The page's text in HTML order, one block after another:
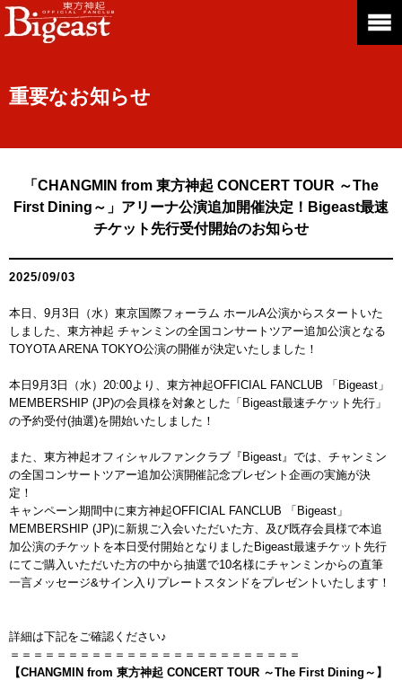
重要なお知らせ
「CHANGMIN from 東方神起 CONCERT TOUR ～The
First Dining～」アリーナ公演追加開催決定！Bigeast最速
チケット先行受付開始のお知らせ
2025/09/03
本日、9月3日（水）東京国際フォーラム ホールA公演からスタートいた
しました、東方神起 チャンミンの全国コンサートツアー追加公演となる
TOYOTA ARENA TOKYO公演の開催が決定いたしました！
本日9月3日（水）20:00より、東方神起OFFICIAL FANCLUB 「Bigeast」
MEMBERSHIP (JP)の会員様を対象とした「Bigeast最速チケット先行」
の予約受付(抽選)を開始いたしました！
また、東方神起オフィシャルファンクラブ『Bigeast』では、チャンミン
の全国コンサートツアー追加公演開催記念プレゼント企画の実施が決
定！
キャンペーン期間中に東方神起OFFICIAL FANCLUB 「Bigeast」
MEMBERSHIP (JP)に新規ご入会いただいた方、及び既存会員様で本追
加公演のチケットを本日受付開始となりましたBigeast最速チケット先行
にてご購入いただいた方の中から抽選で10名様にチャンミンからの直筆
一言メッセージ&サイン入りプレートスタンドをプレゼントいたします！
詳細は下記をご確認ください♪
＝＝＝＝＝＝＝＝＝＝＝＝＝＝＝＝＝＝＝＝＝＝＝＝＝
【CHANGMIN from 東方神起 CONCERT TOUR ～The First Dining～】